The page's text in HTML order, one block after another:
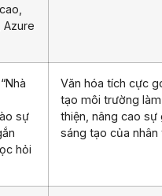
sự
hỏi
Văn hóa tích cực
tạo môi trường
thiện, nâng cao sự
sáng tạo của nhân